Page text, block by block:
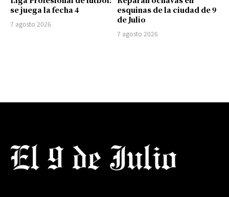
se juega la fecha 4
7 agosto 2026
esquinas de la ciudad de 9
de Julio
7 agosto 2026